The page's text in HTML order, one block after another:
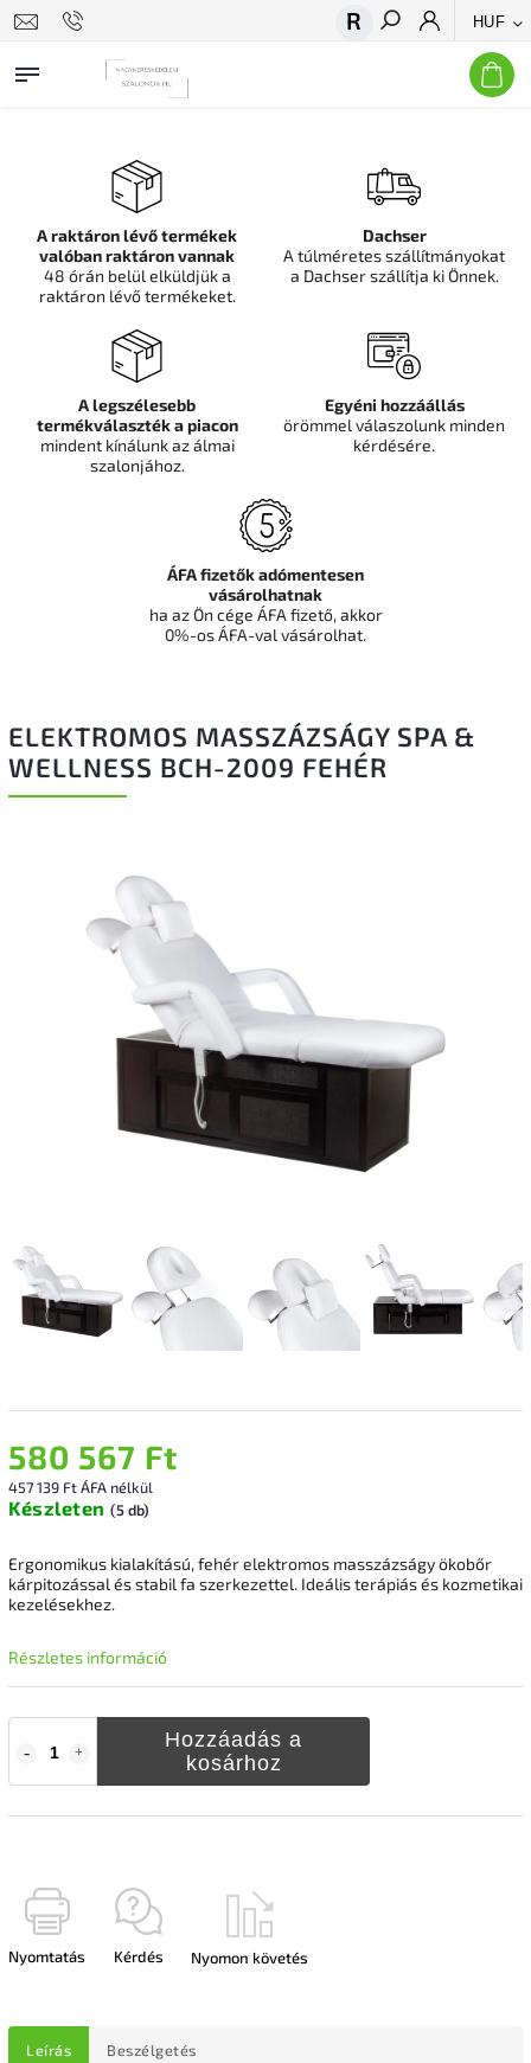
HUF
Keresés
ELEKTROMOS MASSZÁZSÁGY SPA &
WELLNESS BCH-2009 FEHÉR
580 567 Ft
457 139 Ft ÁFA nélkül
Készleten (5 db)
Hozzáadás a
kosárhoz
Ergonomikus kialakítású, fehér elektromos masszázságy ökobőr
kárpitozással és stabil fa szerkezettel. Ideális terápiás és kozmetikai
kezelésekhez.
Részletes információ
Nyomtatás Kérdés Nyomon követés
A raktáron lévő termékek
valóban raktáron vannak
48 órán belül elküldjük a
raktáron lévő termékeket.
Dachser
A túlméretes szállítmányokat
a Dachser szállítja ki Önnek.
A legszélesebb
termékválaszték a piacon
mindent kínálunk az álmai
szalonjához.
Egyéni hozzáállás
örömmel válaszolunk minden
kérdésére.
ÁFA fizetők adómentesen
vásárolhatnak
ha az Ön cége ÁFA fizető, akkor
0%-os ÁFA-val vásárolhat.
Leírás Beszélgetés